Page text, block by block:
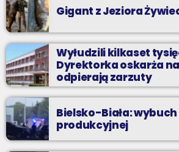
Gigant z Jeziora
Wyłudzili kilkaset
Dyrektorka oskarża
odpierają zarzuty
Bielsko-Biała: wybuch
produkcyjnej